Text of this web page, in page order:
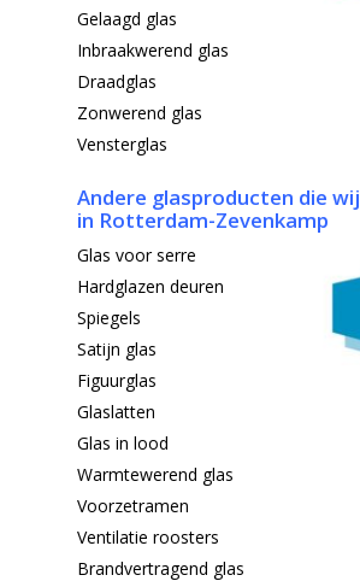
Gelaagd glas
Inbraakwerend glas
Draadglas
Zonwerend glas
Vensterglas
Andere glasproducten die wij
in Rotterdam-Zevenkamp
Glas voor serre
Hardglazen deuren
Spiegels
Satijn glas
Figuurglas
Glaslatten
Glas in lood
Warmtewerend glas
Voorzetramen
Ventilatie roosters
Brandvertragend glas